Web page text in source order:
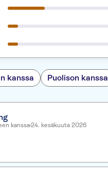
kanssa Puolison kanssa
kanssa24. kesäkuuta 2026